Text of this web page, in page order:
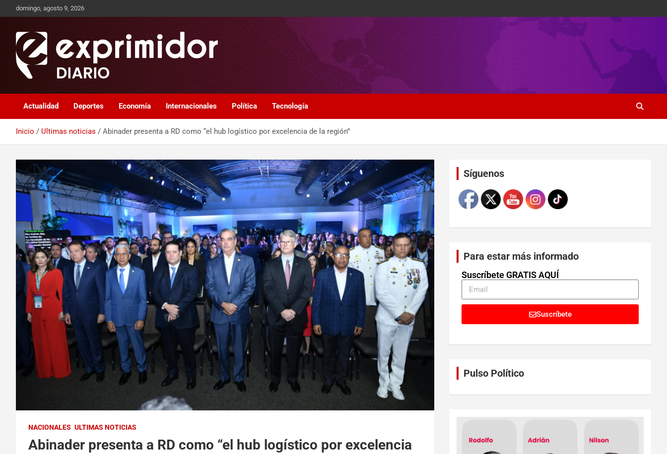
domingo, agosto 9, 2026
Exprimidor media
Actualidad Deportes Economía Internacionales Política Tecnología
Inicio Ultimas noticias Abinader presenta a RD como “el hub logístico por excelencia de la región”
NACIONALES ULTIMAS NOTICIAS
Abinader presenta a RD como “el hub logístico por excelencia
SíguenosSet Youtube Channel ID
Para estar más informado
Suscríbete GRATIS AQUÍ
Suscríbete
Pulso Político